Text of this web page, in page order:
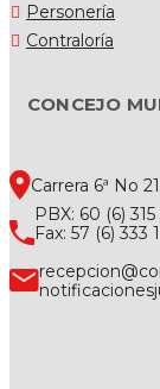
Personería
Contraloría
CONCEJO
Carrera 6ª No
PBX: 60 (6) 315
Fax: 57 (6) 333